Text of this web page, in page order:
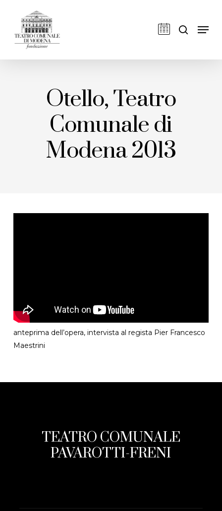
main
content
Otello, Teatro
Comunale di
Modena 2013
anteprima dell’opera, intervista al regista Pier Francesco
Maestrini
TEATRO COMUNALE
PAVAROTTI-FRENI